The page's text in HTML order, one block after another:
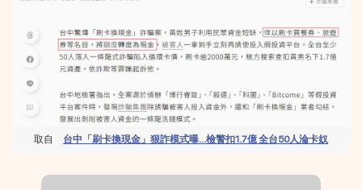
取自 台中「刷卡換現金」狠詐模式曝...檢警扣1.7億 全台50人淪卡奴